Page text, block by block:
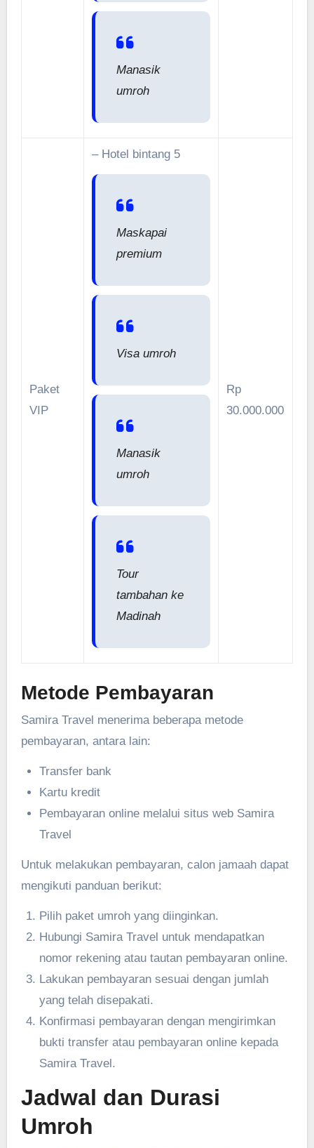
Manasik
umroh
Paket
VIP
– Hotel bintang 5
Maskapai
premium
Visa umroh
Manasik
umroh
Tour
tambahan ke
Madinah
Rp
30.000.000
Metode Pembayaran
Samira Travel menerima beberapa metode
pembayaran, antara lain:
Transfer bank
Kartu kredit
Pembayaran online melalui situs web Samira
Travel
Untuk melakukan pembayaran, calon jamaah dapat
mengikuti panduan berikut:
Pilih paket umroh yang diinginkan.
Hubungi Samira Travel untuk mendapatkan
nomor rekening atau tautan pembayaran online.
Lakukan pembayaran sesuai dengan jumlah
yang telah disepakati.
Konfirmasi pembayaran dengan mengirimkan
bukti transfer atau pembayaran online kepada
Samira Travel.
Jadwal dan Durasi
Umroh